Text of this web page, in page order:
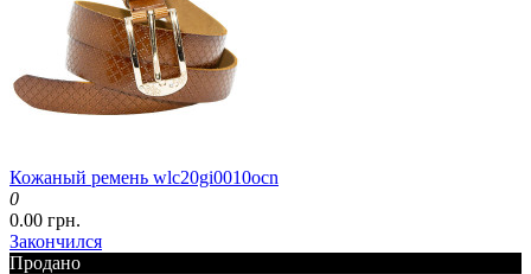
Кожаный ремень wlc20gi0010ocn
0
0.00 грн.
Закончился
Продано